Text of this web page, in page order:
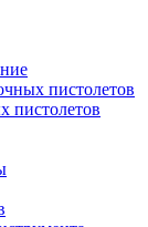
пистолетов
пистолетов